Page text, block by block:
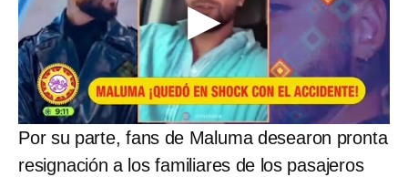
Por su parte, fans de Maluma desearon pronta
resignación a los familiares de los pasajeros